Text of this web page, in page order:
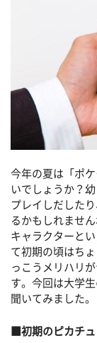
今年の夏は「ポ
いでしょうか？
プレイしだした
るかもしれませ
キャラクターと
て初期の頃はち
っこうメリハリ
す。今回は大学
聞いてみました。
■初期のピカチ